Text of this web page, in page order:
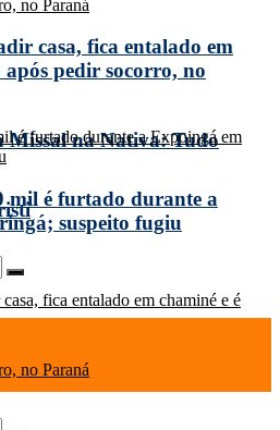
Missal na Nativa: Tudo
casa, fica entalado em
após pedir socorro, no
mil é furtado durante a
suspeito fugiu